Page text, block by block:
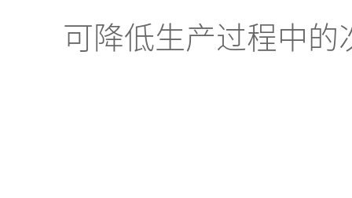
可降低生产过程中